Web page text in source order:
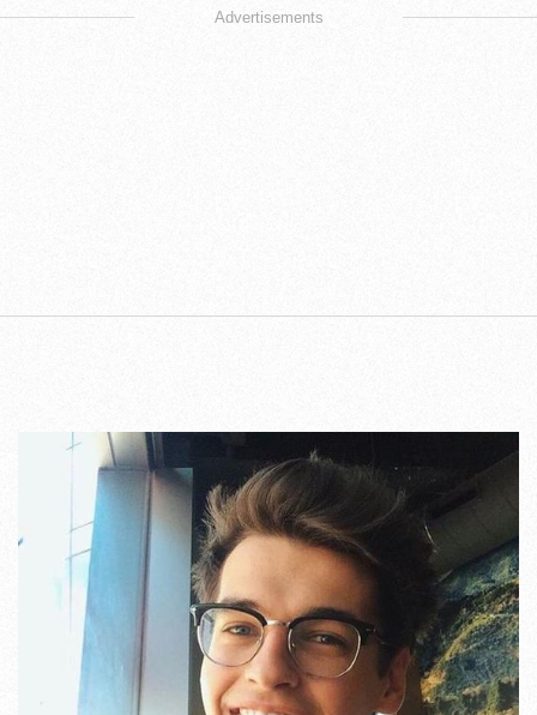
Advertisements